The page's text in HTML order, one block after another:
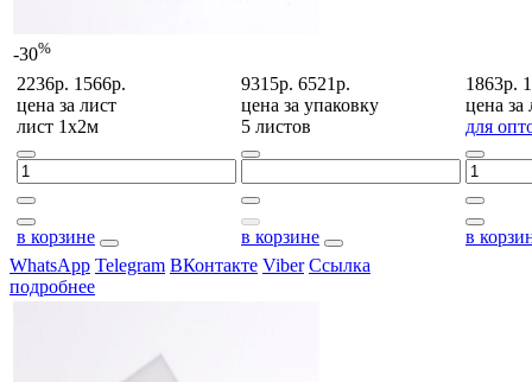
-30%
2236р. 1566р.
цена за лист
лист 1х2м
в корзине
9315р. 6521р.
цена за упаковку
5 листов
в корзине
1863р.
цена за
для
в
WhatsApp Telegram ВКонтакте Viber Ссылка
подробнее